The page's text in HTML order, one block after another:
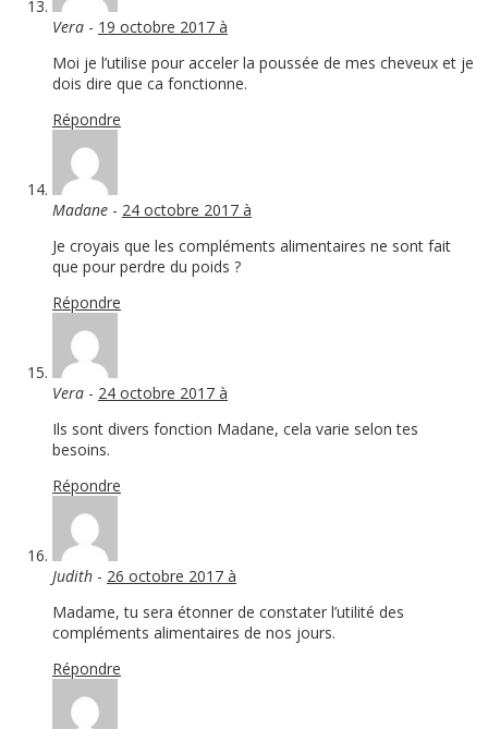
Vera - 19 octobre 2017 à
Moi je l’utilise pour acceler la poussée de mes cheveux et je
dois dire que ca fonctionne.
Répondre
Madane - 24 octobre 2017 à
Je croyais que les compléments alimentaires ne sont fait
que pour perdre du poids ?
Répondre
Vera - 24 octobre 2017 à
Ils sont divers fonction Madane, cela varie selon tes
besoins.
Répondre
Judith - 26 octobre 2017 à
Madame, tu sera étonner de constater l’utilité des
compléments alimentaires de nos jours.
Répondre